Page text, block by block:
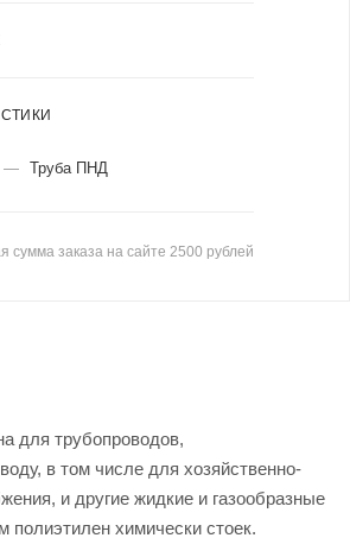
— Труба ПНД
сумма заказа на сайте 2500 рублей
для трубопроводов,
в том числе для хозяйственно-
и другие жидкие и газообразные
полиэтилен химически стоек.